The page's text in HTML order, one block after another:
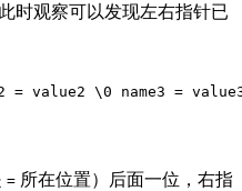
时观察可以发现左右指针已
= value2 \0 name3 =
= 所在位置）后面一位，右指